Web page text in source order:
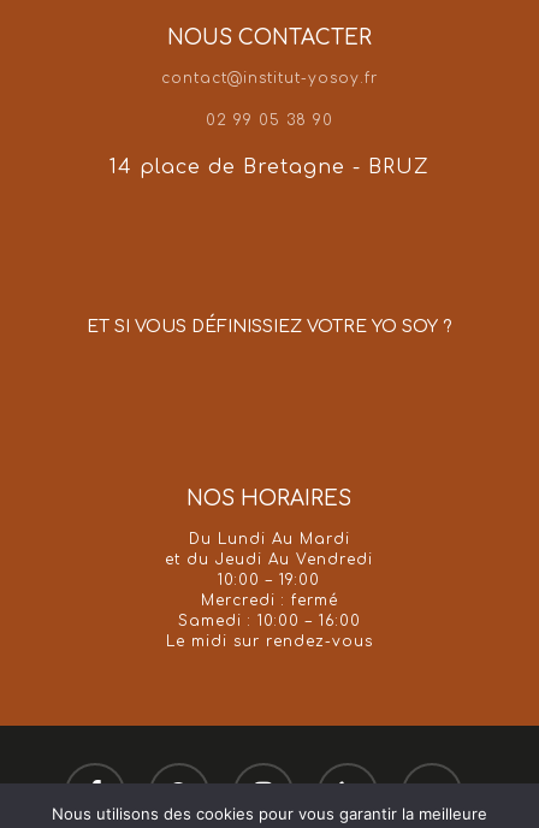
NOUS CONTACTER
contact@institut-yosoy.fr
02 99 05 38 90
14 place de Bretagne - BRUZ
ET SI VOUS DÉFINISSIEZ VOTRE YO SOY ?
NOS HORAIRES
Du Lundi Au Mardi
et du Jeudi Au Vendredi
10:00 – 19:00
Mercredi : fermé
Samedi : 10:00 – 16:00
Le midi sur rendez-vous
facebookgoogle-
instagramphone email
Nous utilisons des cookies pour vous garantir la meilleure